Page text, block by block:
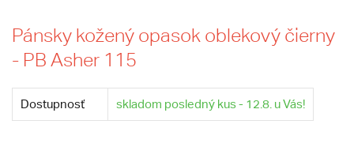
Pánsky kožený opasok oblekový čierny
- PB Asher 115
Dostupnosť skladom posledný kus - 12.8. u Vás!